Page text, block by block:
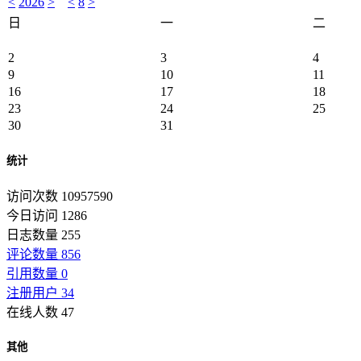
日
一 二
2 3
4
9
10
11
16
17
18
23
24
25
30
31
统计
访问次数 10957590
今日访问 1286
日志数量 255
评论数量 856
引用数量 0
注册用户 34
在线人数 47
其他